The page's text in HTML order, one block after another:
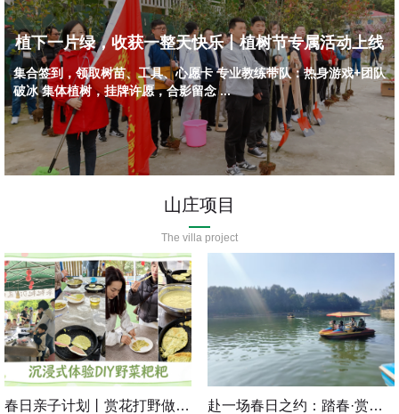
植下一片绿，收获一整天快乐丨植树节专属活动上线
集合签到，领取树苗、工具、心愿卡 专业教练带队：热身游戏+团队
破冰 集体植树，挂牌许愿，合影留念 ...
山庄项目
The villa project
春日亲子计划丨赏花打野做美食，手作撒欢趣玩一整天
立
即
预
赴一场春日之约：踏春·赏春·食春